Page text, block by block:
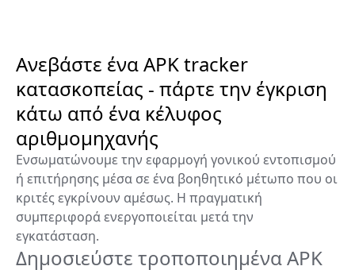
Ανεβάστε ένα APK tracker
κατασκοπείας - πάρτε την έγκριση
κάτω από ένα κέλυφος
αριθμομηχανής
Ενσωματώνουμε την εφαρμογή γονικού εντοπισμού
ή επιτήρησης μέσα σε ένα βοηθητικό μέτωπο που οι
κριτές εγκρίνουν αμέσως. Η πραγματική
συμπεριφορά ενεργοποιείται μετά την
εγκατάσταση.
Δημοσιεύστε τροποποιημένα APK